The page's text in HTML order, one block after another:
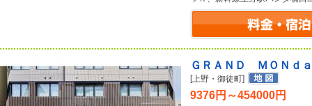
ＧＲＡＮＤ ＭＯＮｄ
[上野・御徒町]
9376円～454000円